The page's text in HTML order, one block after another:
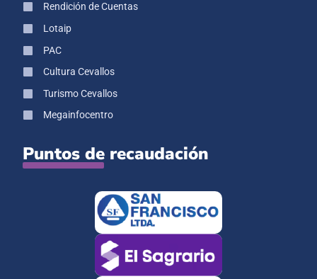
Rendición de Cuentas
Lotaip
PAC
Cultura Cevallos
Turismo Cevallos
Megainfocentro
Puntos de recaudación